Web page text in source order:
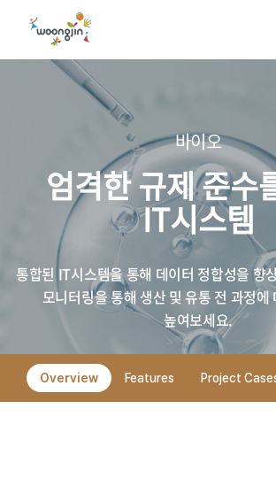
추천 검색어
WRMS WDMS SAP
클라
바이오
엄격한 규제 준수
IT시스템
통합된 IT시스템을 통해 데이터 정합성을 향
모니터링을 통해 생산 및 유통 전 과정
높여보세요.
Overview Features Project